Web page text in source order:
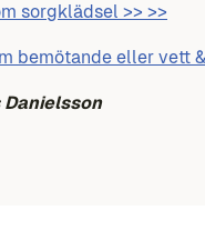
sorgklädsel >> >>
bemötande eller vett